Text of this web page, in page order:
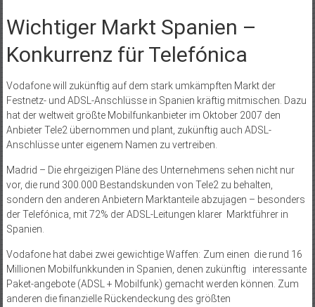
Wichtiger Markt Spanien –
Konkurrenz für Telefónica
Vodafone will zukünftig auf dem stark umkämpften Markt der
Festnetz- und ADSL-Anschlüsse in Spanien kräftig mitmischen. Dazu
hat der weltweit größte Mobilfunkanbieter im Oktober 2007 den
Anbieter Tele2 übernommen und plant, zukünftig auch ADSL-
Anschlüsse unter eigenem Namen zu vertreiben.
Madrid – Die ehrgeizigen Pläne des Unternehmens sehen nicht nur
vor, die rund 300.000 Bestandskunden von Tele2 zu behalten,
sondern den anderen Anbietern Marktanteile abzujagen – besonders
der Telefónica, mit 72% der ADSL-Leitungen klarer Marktführer in
Spanien.
Vodafone hat dabei zwei gewichtige Waffen: Zum einen die rund 16
Millionen Mobilfunkkunden in Spanien, denen zukünftig interessante
Paket-angebote (ADSL + Mobilfunk) gemacht werden können. Zum
anderen die finanzielle Rü­ckendeckung des größten